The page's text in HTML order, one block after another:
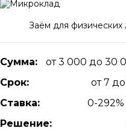
Заём для физических
Сумма:
от 3 000 до 30
Срок:
от 7
Ставка:
0-
Решение: